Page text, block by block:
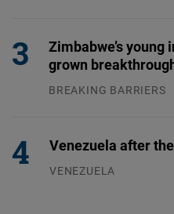
Zimbabwe’s
grown
BREAKING BARRIERS
Venezuela after
VENEZUELA